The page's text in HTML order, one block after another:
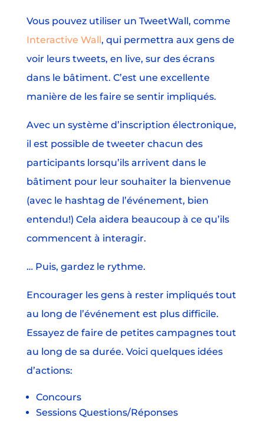
Vous pouvez utiliser un TweetWall, comme
Interactive Wall, qui permettra aux gens de
voir leurs tweets, en live, sur des écrans
dans le bâtiment. C’est une excellente
manière de les faire se sentir impliqués.
Avec un système d’inscription électronique,
il est possible de tweeter chacun des
participants lorsqu’ils arrivent dans le
bâtiment pour leur souhaiter la bienvenue
(avec le hashtag de l’événement, bien
entendu!) Cela aidera beaucoup à ce qu’ils
commencent à interagir.
… Puis, gardez le rythme.
Encourager les gens à rester impliqués tout
au long de l’événement est plus difficile.
Essayez de faire de petites campagnes tout
au long de sa durée. Voici quelques idées
d’actions:
Concours
Sessions Questions/Réponses